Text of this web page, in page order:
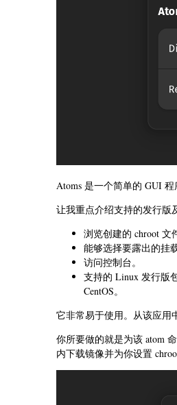
Atoms 是一个简单的 GUI
让我重点介绍支持的发行版
浏览创建的 chroot 文
能够选择要露出的挂载
访问控制台。
支持的 Linux 发行版
CentOS。
它非常易于使用。从该应用
你所要做的就是为该 atom
内下载镜像并为你设置